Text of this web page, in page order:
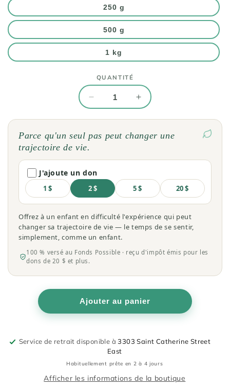
250 g
500 g
1 kg
Quantité
QUANTITÉ
Réduire
la
quantité
de
séchée
en
vrac
Augmenter
la
quantité
de
séchée
en
vrac
Parce qu'un seul pas peut changer une
trajectoire de vie.
J'ajoute un don
1 $ 2 $ 5 $ 20 $
Offrez à un enfant en difficulté l'expérience qui peut
changer sa trajectoire de vie — le temps de se sentir,
simplement, comme un enfant.
100 % versé au Fonds Possible · reçu d'impôt émis pour les
dons de 20 $ et plus.
Ajouter au panier
Service de retrait disponible à3303 Saint Catherine Street
East
Habituellement prête en 2 à 4 jours
Afficher les informations de la boutique